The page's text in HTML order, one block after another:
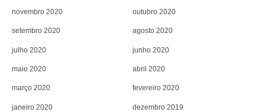
novembro 2020 outubro 2020
setembro 2020 agosto 2020
julho 2020 junho 2020
maio 2020 abril 2020
março 2020 fevereiro 2020
janeiro 2020 dezembro 2019